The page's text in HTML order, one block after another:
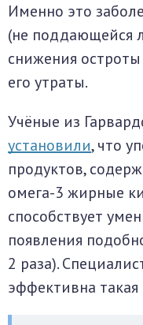
Именно это
(не поддающейся
снижения
его утраты.
Учёные из
установили, что
продуктов,
омега-3 жирные
способствует
появления
2 раза).
эффективна